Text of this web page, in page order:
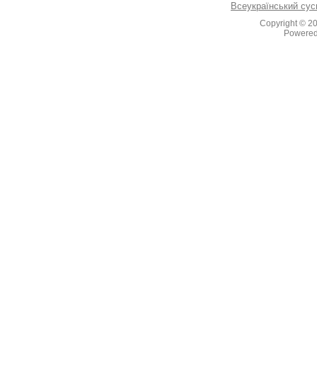
Всеукраїнський
Copyright ©